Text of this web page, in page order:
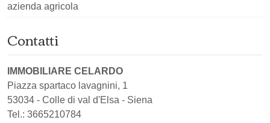
azienda agricola
Contatti
IMMOBILIARE CELARDO
Piazza spartaco lavagnini, 1
53034 - Colle di val d'Elsa - Siena
Tel.: 3665210784